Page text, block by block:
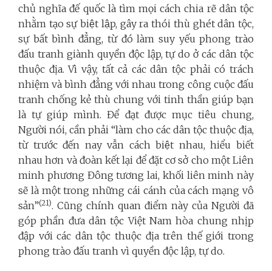
chủ nghĩa đế quốc là tìm mọi cách chia rẽ dân tộc
nhằm tạo sự biệt lập, gây ra thói thù ghét dân tộc,
sự bất bình đẳng, từ đó làm suy yếu phong trào
đấu tranh giành quyền độc lập, tự do ở các dân tộc
thuộc địa. Vì vậy, tất cả các dân tộc phải có trách
nhiệm và bình đẳng với nhau trong công cuộc đấu
tranh chống kẻ thù chung với tinh thần giúp bạn
là tự giúp mình. Để đạt được mục tiêu chung,
Người nói, cần phải “làm cho các dân tộc thuộc địa,
từ trước đến nay vẫn cách biệt nhau, hiểu biết
nhau hơn và đoàn kết lại để đặt cơ sở cho một Liên
minh phương Đông tương lai, khối liên minh này
sẽ là một trong những cái cánh của cách mạng vô
sản”(21). Cũng chính quan điểm này của Người đã
góp phần đưa dân tộc Việt Nam hòa chung nhịp
đập với các dân tộc thuộc địa trên thế giới trong
phong trào đấu tranh vì quyền độc lập, tự do.